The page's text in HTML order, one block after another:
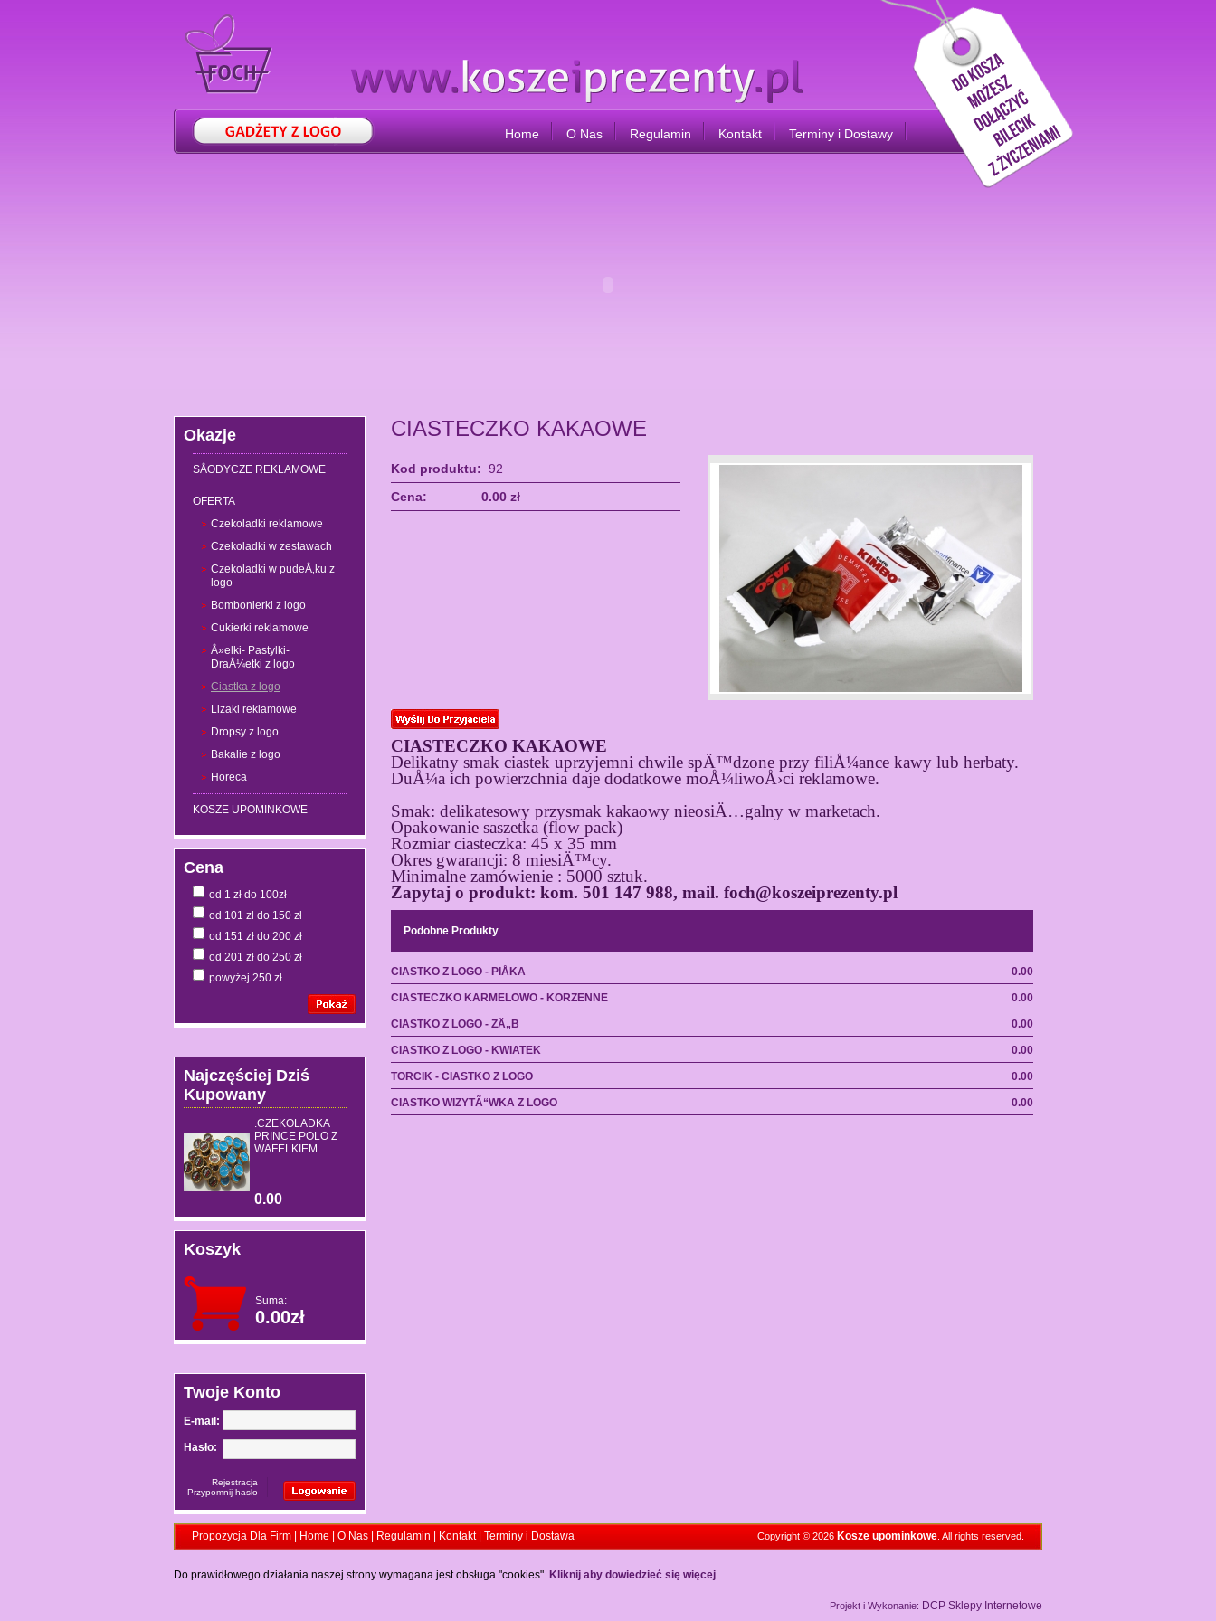
Home O Nas Regulamin Kontakt Terminy i Dostawy
Okazje
SÅODYCZE REKLAMOWE
OFERTA
Czekoladki reklamowe
Czekoladki w zestawach
Czekoladki w pudeÅ‚ku z
logo
Bombonierki z logo
Cukierki reklamowe
Å»elki- Pastylki-
DraÅ¼etki z logo
Ciastka z logo
Lizaki reklamowe
Dropsy z logo
Bakalie z logo
Horeca
KOSZE UPOMINKOWE
Cena
od 1 zł do 100zł
od 101 zł do 150 zł
od 151 zł do 200 zł
od 201 zł do 250 zł
powyżej 250 zł
Najczęściej Dziś
Kupowany
.CZEKOLADKA
PRINCE POLO Z
WAFELKIEM
0.00
Koszyk
Suma:
0.00zł
Twoje Konto
E-mail:
Hasło:
Rejestracja
Przypomnij hasło
CIASTECZKO KAKAOWE
Kod produktu: 92
Cena:
0.00 zł
CIASTECZKO KAKAOWE
Delikatny smak ciastek uprzyjemni chwile spÄ™dzone przy filiÅ¼ance kawy lub herbaty.
DuÅ¼a ich powierzchnia daje dodatkowe moÅ¼liwoÅ›ci reklamowe.
Smak: delikatesowy przysmak kakaowy nieosiÄ…galny w marketach.
Opakowanie saszetka (flow pack)
Rozmiar ciasteczka: 45 x 35 mm
Okres gwarancji: 8 miesiÄ™cy.
Minimalne zamówienie : 5000 sztuk.
Zapytaj o produkt: kom. 501 147 988, mail. foch@koszeiprezenty.pl
Podobne Produkty
CIASTKO Z LOGO - PIÅKA 0.00
CIASTECZKO KARMELOWO - KORZENNE 0.00
CIASTKO Z LOGO - ZÄ„B 0.00
CIASTKO Z LOGO - KWIATEK 0.00
TORCIK - CIASTKO Z LOGO 0.00
CIASTKO WIZYTÃ“WKA Z LOGO 0.00
Propozycja Dla Firm Home O Nas Regulamin Kontakt| Terminy i Dostawa Copyright © 2026 Kosze upominkowe . All rights reserved.
Do prawidłowego działania naszej strony wymagana jest obsługa "cookies". Kliknij aby dowiedzieć się więcej.
Projekt i Wykonanie: DCP Sklepy Internetowe